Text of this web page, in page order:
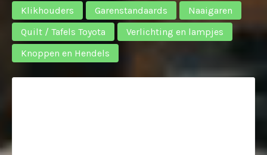
Klikhouders
Garenstandaards
Naaigaren
Quilt / Tafels Toyota
Verlichting en lampjes
Knoppen en Hendels